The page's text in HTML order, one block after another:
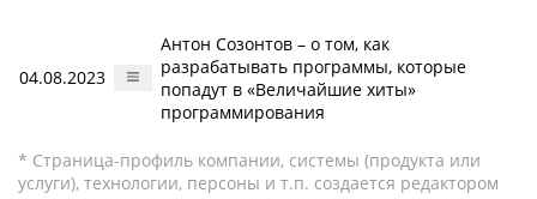
04.08.2023
Антон Созонтов – о том, как
разрабатывать программы, которые
попадут в «Величайшие хиты»
программирования
* Страница-профиль компании, системы (продукта или
услуги), технологии, персоны и т.п. создается редактором